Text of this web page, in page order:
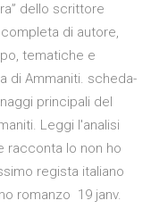
dello scrittore
di autore,
tematiche e
di Ammaniti. scheda-
principali del
Leggi l'analisi
racconta Io non ho
regista italiano
romanzo 19 janv.